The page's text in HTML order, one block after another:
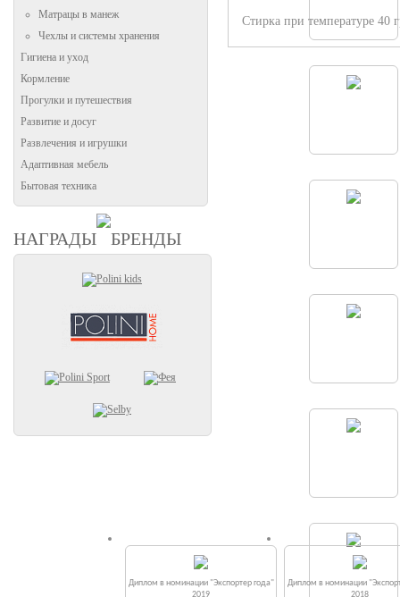
Матрацы в манеж
Чехлы и системы хранения
Гигиена и уход
Кормление
Прогулки и путешествия
Развитие и досуг
Развлечения и игрушки
Адаптивная мебель
Бытовая техника
НАГРАДЫ БРЕНДЫ
Стирка при температуре 40
Диплом в номинации "Экспортер года"
2019
Диплом в номинации
2018